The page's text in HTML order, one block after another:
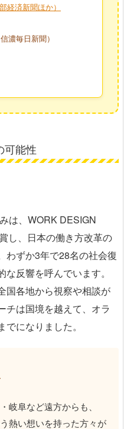
経済新聞ほか）
濃毎日新聞）
可能性
は、WORK DESIGN
し、日本の働き方改革の
わずか3年で28名の社会復
反響を呼んでいます。
国各地から視察や相談が
チは国境を越えて、オラ
になりました。
岐阜など遠方からも、
熱い想いを持った方々が